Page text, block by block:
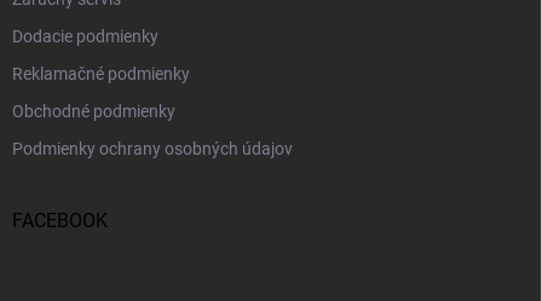
Dodacie podmienky
Reklamačné podmienky
Obchodné podmienky
Podmienky ochrany osobných údajov
FACEBOOK